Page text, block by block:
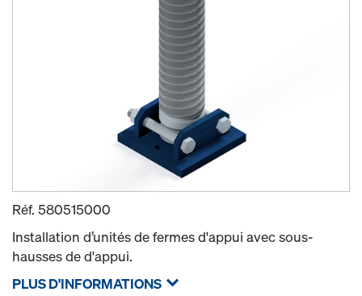
Réf. 580515000
Installation d’unités de fermes d'appui avec sous-
hausses de d'appui.
PLUS D'INFORMATIONS